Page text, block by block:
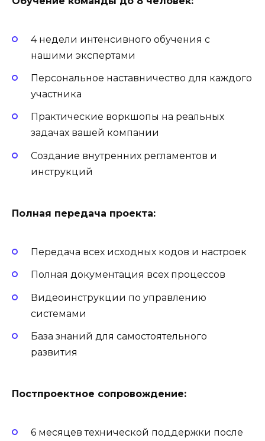
4 недели интенсивного обучения с
нашими экспертами
Персональное наставничество для каждого
участника
Практические воркшопы на реальных
задачах вашей компании
Создание внутренних регламентов и
инструкций
Полная передача проекта:
Передача всех исходных кодов и настроек
Полная документация всех процессов
Видеоинструкции по управлению
системами
База знаний для самостоятельного
развития
Постпроектное сопровождение:
6 месяцев технической поддержки после